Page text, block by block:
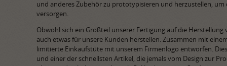
und anderes Zubehör zu prototypisieren und herzustellen,
versorgen.
Obwohl sich ein Großteil unserer Fertigung auf die
auch etwas für unsere Kunden herstellen. Zusammen mit
limitierte Einkaufstüte mit unserem Firmenlogo entworfen.
und einer der schnellsten Artikel, die jemals vom Design zur